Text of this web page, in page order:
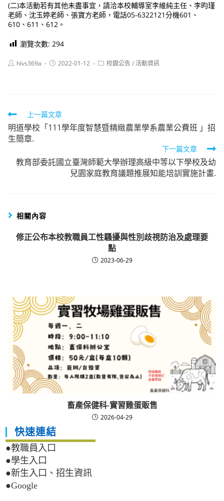
(二)本活動若有其他未盡事宜，請洽本校輔導室李維純主任、李昀瑾
老師、沈玉婷老師、張寶方老師，電話05-6322121分機601、
610、611、612。
瀏覽次數: 294
Posthlvs369a
Post2022-01-12
Post校園公告/活動資訊
Read
more
articles
上一篇文章
明道學校「111學年度智慧暨精緻農業學系農業公費班 」招
生簡章.
下一篇文章
教育部委託國立臺灣師範大學辦理高級中等以下學校及幼
兒園家庭教育議題推展知能培訓實施計畫.
相關內容
修正公布本校教職員工性騷擾與性別歧視防治及處理要
點
2023-06-29
畜產保健科-實習雞蛋販售
2026-04-29
快速連結
●教職員入口
●學生入口
●新生入口、招生資訊
●Google